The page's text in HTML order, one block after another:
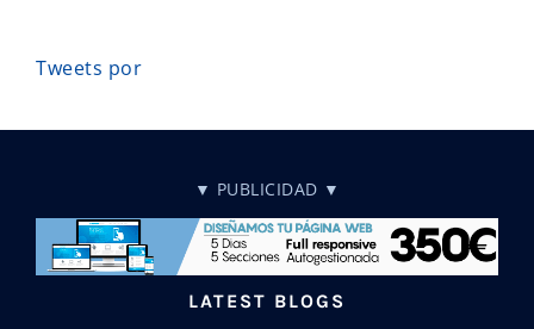
Tweets por
▼ PUBLICIDAD ▼
LATEST BLOGS